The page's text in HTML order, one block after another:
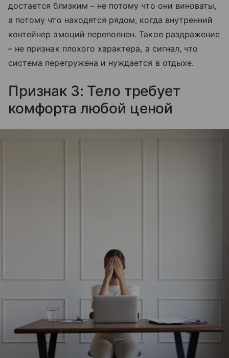
достается близким – не потому что они виноваты,
а потому что находятся рядом, когда внутренний
контейнер эмоций переполнен. Такое раздражение
– не признак плохого характера, а сигнал, что
система перегружена и нуждается в отдыхе.
Признак 3: Тело требует
комфорта любой ценой